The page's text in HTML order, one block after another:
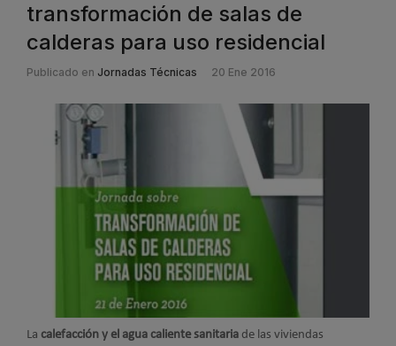
transformación de salas de
calderas para uso residencial
Publicado en Jornadas Técnicas 20 Ene 2016
La calefacción y el agua caliente sanitaria de las viviendas